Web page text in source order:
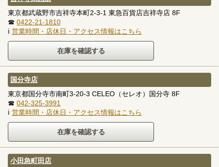
東京都武蔵野市吉祥寺本町2-3-1 東急百貨店吉祥寺店 8F
☎ 0422-21-1810
ℹ 営業時間・店休日・アクセス情報はこちら
国分寺店
東京都国分寺市南町3-20-3 CELEO（セレオ）国分寺 8F
☎ 042-325-3991
ℹ 営業時間・店休日・アクセス情報はこちら
小田急町田店